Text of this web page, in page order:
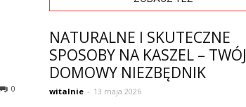
0
NATURALNE I SKUTECZNE
SPOSOBY NA KASZEL – TWÓJ
DOMOWY NIEZBĘDNIK
witalnie - 13 maja 2026